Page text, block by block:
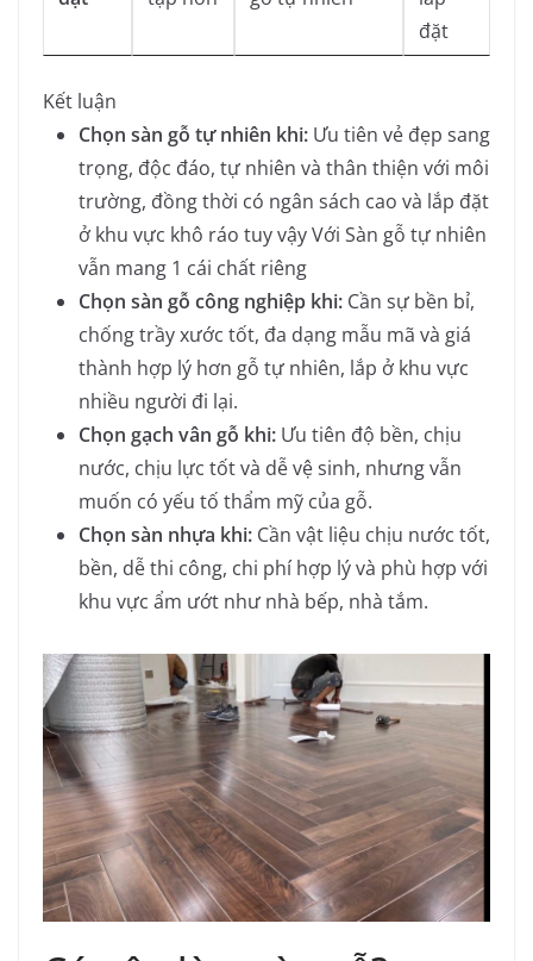
đặt
Kết luận
Chọn sàn gỗ tự nhiên khi: Ưu tiên vẻ đẹp sang
trọng, độc đáo, tự nhiên và thân thiện với môi
trường, đồng thời có ngân sách cao và lắp đặt
ở khu vực khô ráo tuy vậy Với Sàn gỗ tự nhiên
vẫn mang 1 cái chất riêng
Chọn sàn gỗ công nghiệp khi: Cần sự bền bỉ,
chống trầy xước tốt, đa dạng mẫu mã và giá
thành hợp lý hơn gỗ tự nhiên, lắp ở khu vực
nhiều người đi lại.
Chọn gạch vân gỗ khi: Ưu tiên độ bền, chịu
nước, chịu lực tốt và dễ vệ sinh, nhưng vẫn
muốn có yếu tố thẩm mỹ của gỗ.
Chọn sàn nhựa khi: Cần vật liệu chịu nước tốt,
bền, dễ thi công, chi phí hợp lý và phù hợp với
khu vực ẩm ướt như nhà bếp, nhà tắm.